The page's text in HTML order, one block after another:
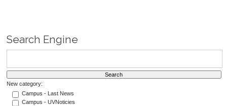
Search Engine
New category:
Campus - Last News
Campus - UVNoticies